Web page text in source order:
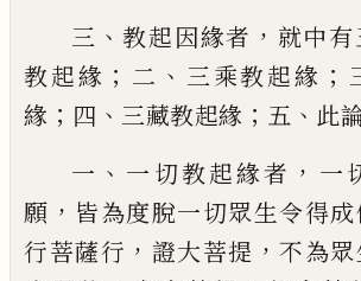
三 、教起因緣者 ， 就中有
教起緣 ； 二 、 三乘教起緣 ；
緣 ； 四 、 三藏教起緣 ； 五 、 此
一 、 一切教起緣者 ， 一
願 ， 皆為度脫一切眾生令得成
行菩薩行 ， 證大菩提 ，不為